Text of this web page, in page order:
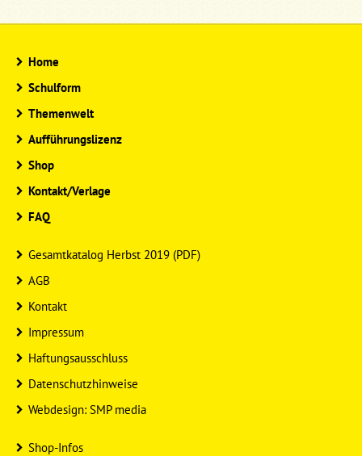
Home
Schulform
Themenwelt
Aufführungslizenz
Shop
Kontakt/Verlage
FAQ
Gesamtkatalog Herbst 2019 (PDF)
AGB
Kontakt
Impressum
Haftungsausschluss
Datenschutzhinweise
Webdesign: SMP media
Shop-Infos